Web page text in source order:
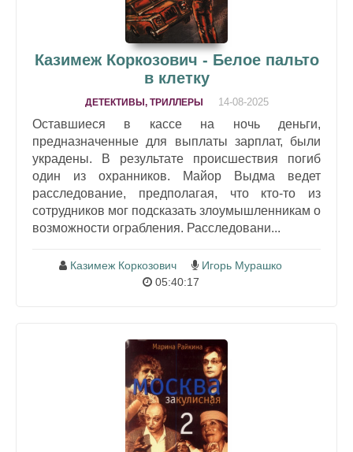
Казимеж Коркозович - Белое пальто
в клетку
ДЕТЕКТИВЫ, ТРИЛЛЕРЫ 14-08-2025
Оставшиеся в кассе на ночь деньги,
предназначенные для выплаты зарплат, были
украдены. В результате происшествия погиб
один из охранников. Майор Выдма ведет
расследование, предполагая, что кто-то из
сотрудников мог подсказать злоумышленникам о
возможности ограбления. Расследовани...
Казимеж Коркозович
Игорь Мурашко
05:40:17